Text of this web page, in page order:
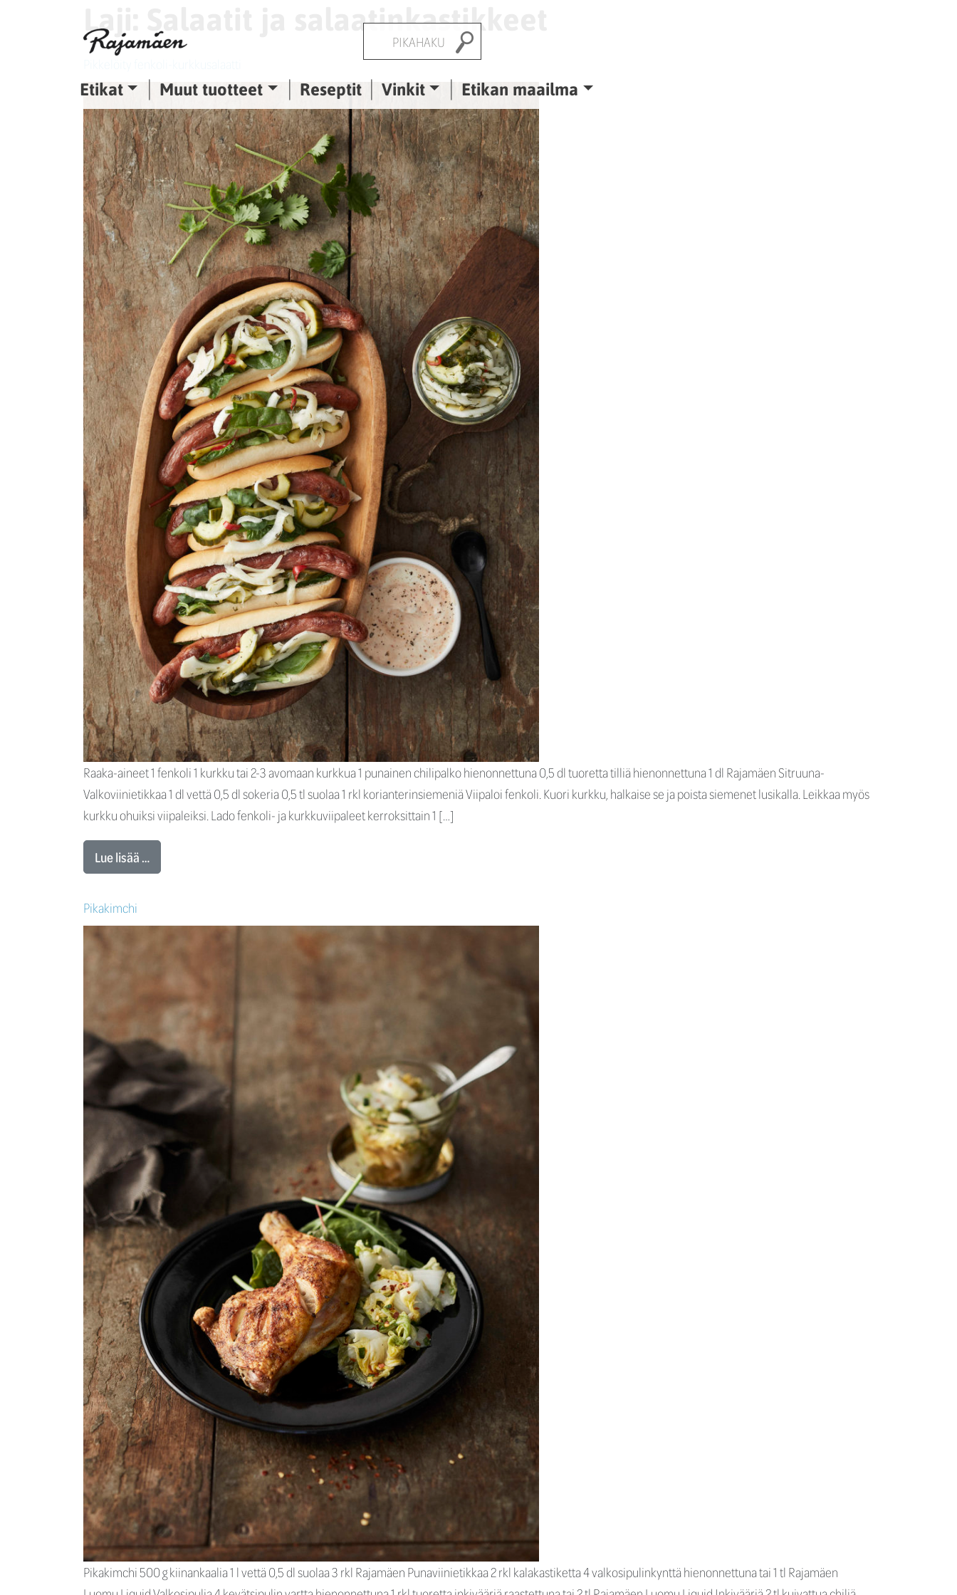
Etikat Muut tuotteet Reseptit Vinkit Etikan maailma
Laji: Salaatit ja salaatinkastikkeet
Raaka-aineet 1 fenkoli 1 kurkku tai 2-3 avomaan kurkkua 1 punainen chilipalko hienonnettuna 0,5 dl tuoretta tilliä hienonnettuna 1 dl Rajamäen Sitruuna-
Valkoviinietikkaa 1 dl vettä 0,5 dl sokeria 0,5 tl suolaa 1 rkl korianterinsiemeniä Viipaloi fenkoli. Kuori kurkku, halkaise se ja poista siemenet lusikalla. Leikkaa myös
kurkku ohuiksi viipaleiksi. Lado fenkoli- ja kurkkuviipaleet kerroksittain 1 […]
Lue lisää …
Pikakimchi
Pikakimchi 500 g kiinankaalia 1 l vettä 0,5 dl suolaa 3 rkl Rajamäen Punaviinietikkaa 2 rkl kalakastiketta 4 valkosipulinkynttä hienonnettuna tai 1 tl Rajamäen